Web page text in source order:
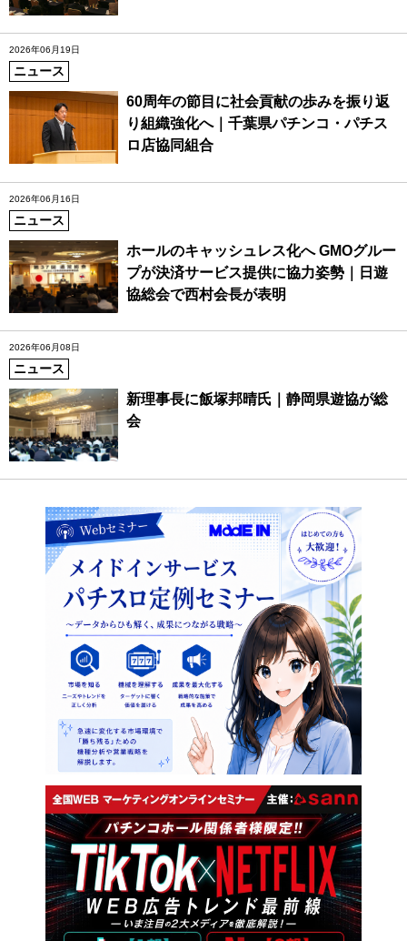
2026年06月19日
ニュース
60周年の節目に社会貢献の歩みを振り返
り組織強化へ｜千葉県パチンコ・パチス
ロ店協同組合
2026年06月16日
ニュース
ホールのキャッシュレス化へ GMOグルー
プが決済サービス提供に協力姿勢｜日遊
協総会で西村会長が表明
2026年06月08日
ニュース
新理事長に飯塚邦晴氏｜静岡県遊協が総
会